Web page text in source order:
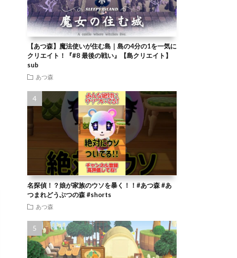
【あつ森】魔法使いが住む島｜島の4分の1を一気に
クリエイト！『#8 最後の戦い』【島クリエイト】
sub
あつ森
名探偵！？娘が家族のウソを暴く！！#あつ森 #あ
つまれどうぶつの森 #shorts
あつ森